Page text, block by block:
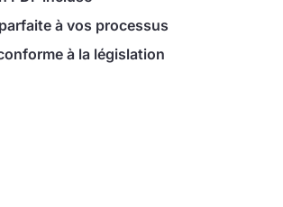
à vos processus
à la législation